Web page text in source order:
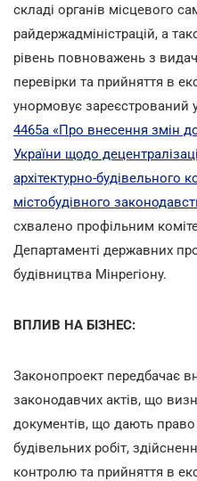
складі органів місцевого
райдержадміністрацій, а
рівень повноважень з
перевірки та прийняття в
унормовує зареєстрований
4465а «Про внесення змін
України щодо
архітектурно-будівельного
містобудівного
схвалено профільним
Департаменті державних
будівництва Мінрегіону.
ВПЛИВ НА БІЗНЕС:
Законопроект передбачає
законодавчих актів, що
документів, що дають право
будівельних робіт,
контролю та прийняття в